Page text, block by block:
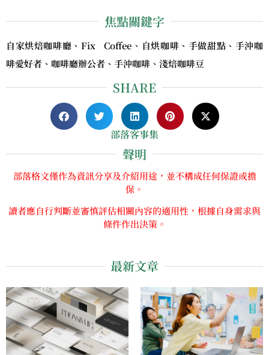
焦點關鍵字
自家烘焙咖啡廳、Fix Coffee、自烘咖啡、手做甜點、手沖咖
啡愛好者、咖啡廳辦公者、手沖咖啡、淺焙咖啡豆
SHARE
部落客事集
聲明
部落格文僅作為資訊分享及介紹用途，並不構成任何保證或擔
保。
讀者應自行判斷並審慎評估相關內容的適用性，根據自身需求與
條件作出決策。
最新文章